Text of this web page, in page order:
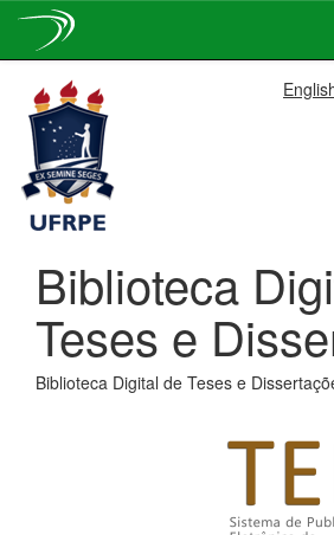
navigation
Biblioteca
Teses e
Biblioteca Digital de Teses e